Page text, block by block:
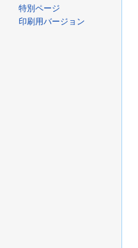
特別ページ
印刷用バージョン